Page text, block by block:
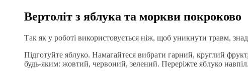
Вертоліт з яблука та моркви покроково
Так як у роботі використовується ніж, щоб уникнути травм,
Підготуйте яблуко. Намагайтеся вибрати гарний, круглий
будь-яким: жовтий, червоний, зелений. Переріжте яблуко навпіл.